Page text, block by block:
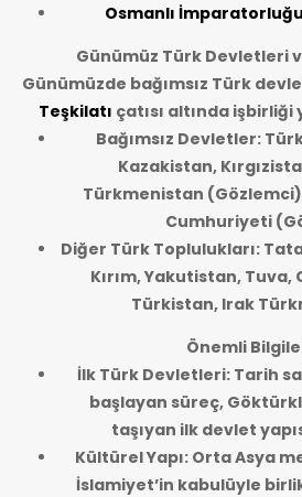
Osmanlı İmparatorluğu
Günümüz Türk Devletleri
Günümüzde bağımsız Türk
Teşkilatı çatısı altında
Bağımsız Devletler:
Kazakistan,
Türkmenistan
Cumhuriyeti
Diğer Türk Toplulukları:
Kırım, Yakutistan, Tuva,
Türkistan, Irak
Önemli
İlk Türk Devletleri: Tarih
başlayan süreç,
taşıyan ilk devlet
Kültürel Yapı: Orta Asya
İslamiyet’in kabulüyle